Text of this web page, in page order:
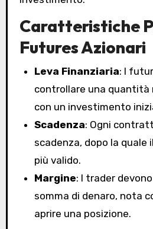
Caratteristiche
Futures Azionari
Leva Finanziaria: I
controllare una quantità
con un investimento
Scadenza: Ogni
scadenza, dopo la
più valido.
Margine: I trader
somma di denaro, nota
aprire una posizione.